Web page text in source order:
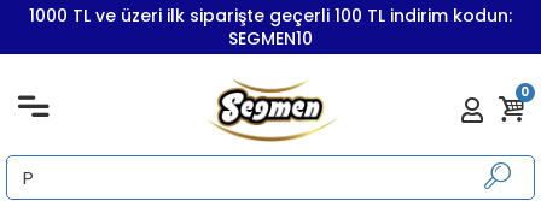
1000 TL ve üzeri ilk siparişte geçerli 100 TL indirim kodun:
SEGMEN10
0